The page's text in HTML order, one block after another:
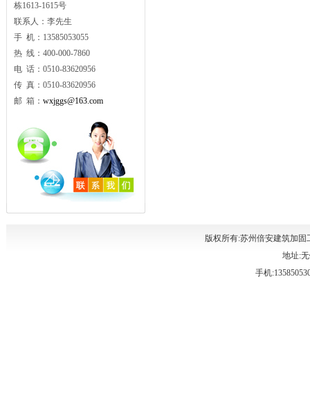
栋1613-1615号
联系人：李先生
手 机：13585053055
热 线：400-000-7860
电 话：0510-83620956
传 真：0510-83620956
邮 箱： wxjggs@163.com
版权所有:苏州倍安建筑加
地址:
手机